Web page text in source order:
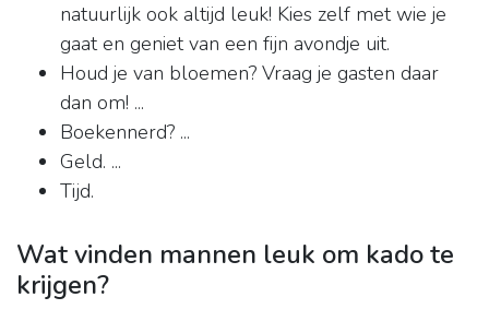
natuurlijk ook altijd leuk! Kies zelf met wie je
gaat en geniet van een fijn avondje uit.
Houd je van bloemen? Vraag je gasten daar
dan om! ...
Boekennerd? ...
Geld. ...
Tijd.
Wat vinden mannen leuk om kado te
krijgen?